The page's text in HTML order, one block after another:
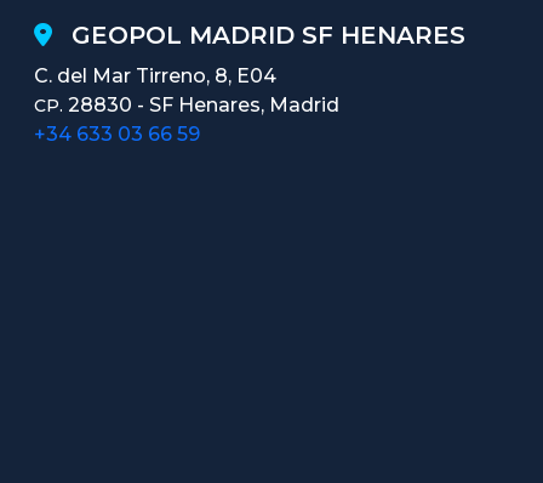
GEOPOL MADRID SF HENARES
C. del Mar Tirreno, 8, E04
CP. 28830 - SF Henares, Madrid
+34 633 03 66 59